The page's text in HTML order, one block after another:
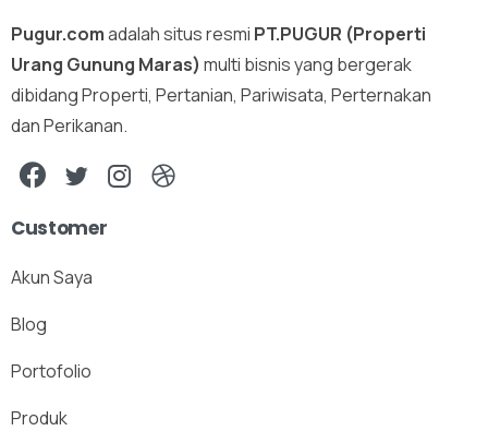
Pugur.comadalah situs resmi PT.PUGUR (Properti
Urang Gunung Maras) multi bisnis yang bergerak
dibidang Properti, Pertanian, Pariwisata, Perternakan
dan Perikanan.
Customer
Akun Saya
Blog
Portofolio
Produk